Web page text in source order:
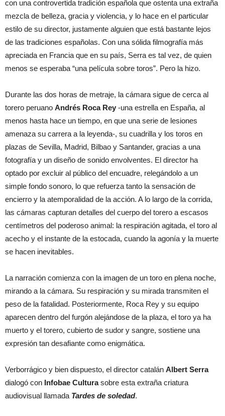
con una controvertida tradición española que ostenta una extraña
mezcla de belleza, gracia y violencia, y lo hace en el particular
estilo de su director, justamente alguien que está bastante lejos
de las tradiciones españolas. Con una sólida filmografía más
apreciada en Francia que en su país, Serra es tal vez, de quien
menos se esperaba “una película sobre toros”. Pero la hizo.
Durante las dos horas de metraje, la cámara sigue de cerca al
torero peruano Andrés Roca Rey -una estrella en España, al
menos hasta hace un tiempo, en que una serie de lesiones
amenaza su carrera a la leyenda-, su cuadrilla y los toros en
plazas de Sevilla, Madrid, Bilbao y Santander, gracias a una
fotografía y un diseño de sonido envolventes. El director ha
optado por excluir al público del encuadre, relegándolo a un
simple fondo sonoro, lo que refuerza tanto la sensación de
encierro y la atemporalidad de la acción. A lo largo de la corrida,
las cámaras capturan detalles del cuerpo del torero a escasos
centímetros del poderoso animal: la respiración agitada, el toro al
acecho y el instante de la estocada, cuando la agonía y la muerte
se hacen inevitables.
La narración comienza con la imagen de un toro en plena noche,
mirando a la cámara. Su respiración y su mirada transmiten el
peso de la fatalidad. Posteriormente, Roca Rey y su equipo
aparecen dentro del furgón alejándose de la plaza, el toro ya ha
muerto y el torero, cubierto de sudor y sangre, sostiene una
expresión tan desafiante como enigmática.
Verborrágico y bien dispuesto, el director catalán Albert Serra
dialogó con Infobae Culturasobre esta extraña criatura
audiovisual llamada Tardes de soledad.